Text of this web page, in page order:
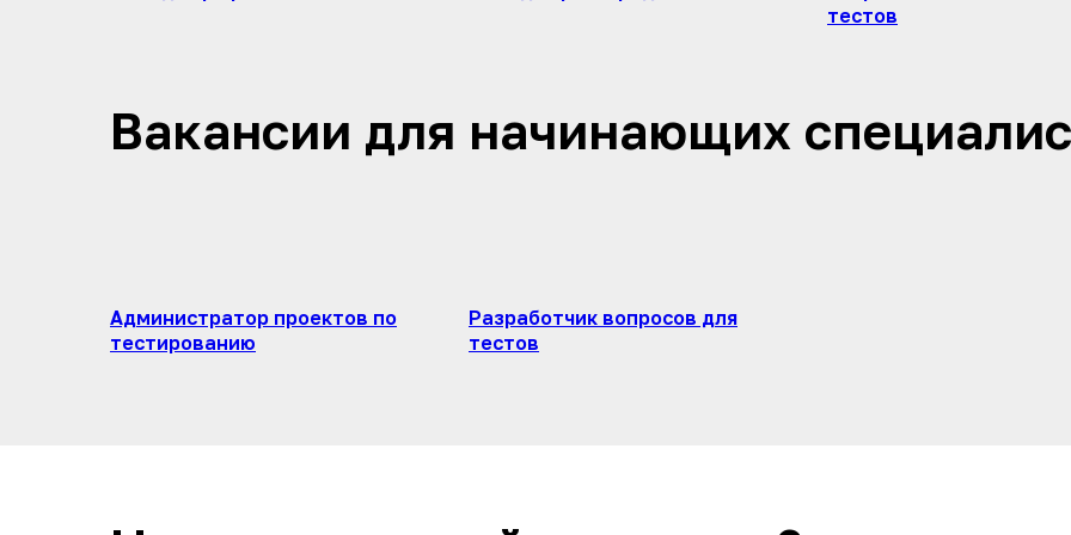
тестов
Вакансии для начинающих
Администратор проектов по
тестированию
Разработчик вопросов для
тестов